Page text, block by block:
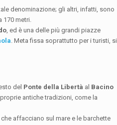
denominazione; gli altri, infatti, sono
170 metri.
, ed è una delle più grandi piazze
. Meta fissa soprattutto per i turisti, si
del Ponte della Libertà al Bacino
antiche tradizioni, come la
affacciano sul mare e le barchette